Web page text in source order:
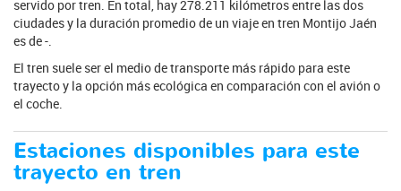
servido por tren. En total, hay 278.211 kilómetros entre las dos
ciudades y la duración promedio de un viaje en tren Montijo Jaén
es de -.
El tren suele ser el medio de transporte más rápido para este
trayecto y la opción más ecológica en comparación con el avión o
el coche.
Estaciones disponibles para este
trayecto en tren